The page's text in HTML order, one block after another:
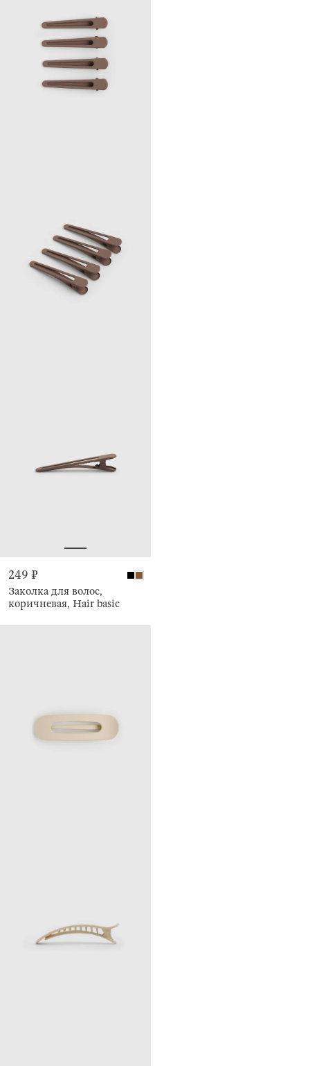
249 ₽
Заколка для волос,
коричневая, Hair basic